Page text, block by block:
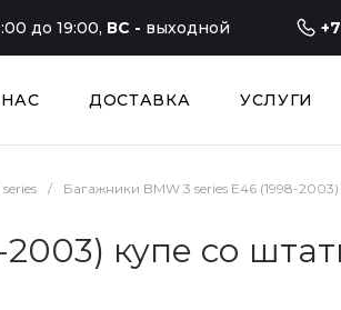
до 19:00, ВС - выходной
ДОСТАВКА УСЛУГИ
/ Багажники BMW 3 series E46 (1998-2003)
2003) купе со